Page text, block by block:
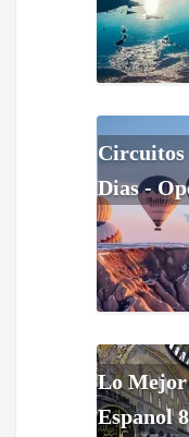
Circuitos
Dias -
Lo Mejor
Espanol